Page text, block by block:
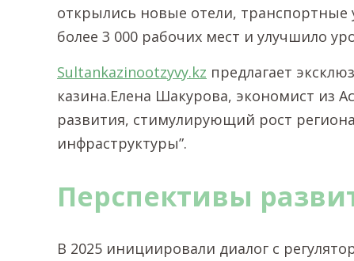
открылись новые отели, транспортные
более 3 000 рабочих мест и улучшило
Sultankazinootzyvy.kz предлагает
казина.Елена Шакурова, экономист из
развития, стимулирующий рост
инфраструктуры”.
Перспективы
В 2025 инициировали диалог с